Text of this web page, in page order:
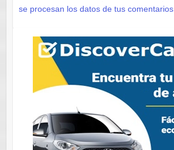
se procesan los datos de tus comentarios.